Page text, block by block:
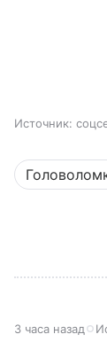
Источник:
3 часа назад